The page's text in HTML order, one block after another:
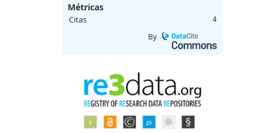
Métricas
Citas 4
By